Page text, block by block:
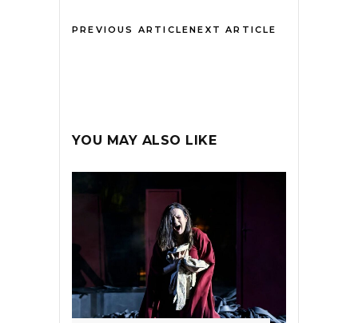
PREVIOUS ARTICLENEXT ARTICLE
YOU MAY ALSO LIKE